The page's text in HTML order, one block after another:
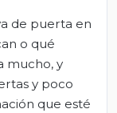
de puerta en
o qué
mucho, y
y poco
que esté